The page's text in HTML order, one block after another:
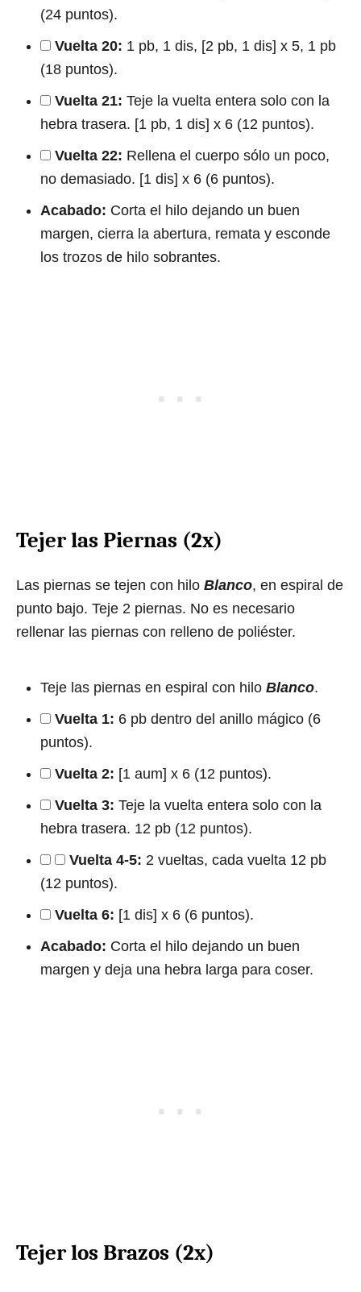
(24 puntos).
Vuelta 20: 1 pb, 1 dis, [2 pb, 1 dis] x 5, 1 pb
(18 puntos).
Vuelta 21: Teje la vuelta entera solo con la
hebra trasera. [1 pb, 1 dis] x 6 (12 puntos).
Vuelta 22: Rellena el cuerpo sólo un poco,
no demasiado. [1 dis] x 6 (6 puntos).
Acabado: Corta el hilo dejando un buen
margen, cierra la abertura, remata y esconde
los trozos de hilo sobrantes.
Tejer las Piernas (2x)
Las piernas se tejen con hilo Blanco, en espiral de
punto bajo. Teje 2 piernas. No es necesario
rellenar las piernas con relleno de poliéster.
Teje las piernas en espiral con hilo Blanco.
Vuelta 1: 6 pb dentro del anillo mágico (6
puntos).
Vuelta 2: [1 aum] x 6 (12 puntos).
Vuelta 3: Teje la vuelta entera solo con la
hebra trasera. 12 pb (12 puntos).
Vuelta 4-5: 2 vueltas, cada vuelta 12 pb
(12 puntos).
Vuelta 6: [1 dis] x 6 (6 puntos).
Acabado: Corta el hilo dejando un buen
margen y deja una hebra larga para coser.
Tejer los Brazos (2x)